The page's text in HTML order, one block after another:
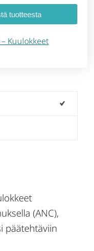
tuotteesta
Kuulokkeet
(ANC),
päätehtäviin